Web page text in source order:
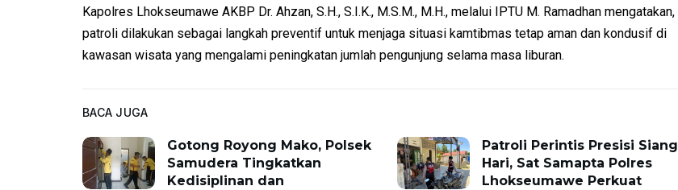
Kapolres Lhokseumawe AKBP Dr. Ahzan, S.H., S.I.K., M.S.M., M.H., melalui IPTU M. Ramadhan mengatakan,
patroli dilakukan sebagai langkah preventif untuk menjaga situasi kamtibmas tetap aman dan kondusif di
kawasan wisata yang mengalami peningkatan jumlah pengunjung selama masa liburan.
BACA JUGA
Gotong Royong Mako, Polsek
Samudera Tingkatkan
Kedisiplinan dan
Patroli Perintis Presisi Siang
Hari, Sat Samapta Polres
Lhokseumawe Perkuat